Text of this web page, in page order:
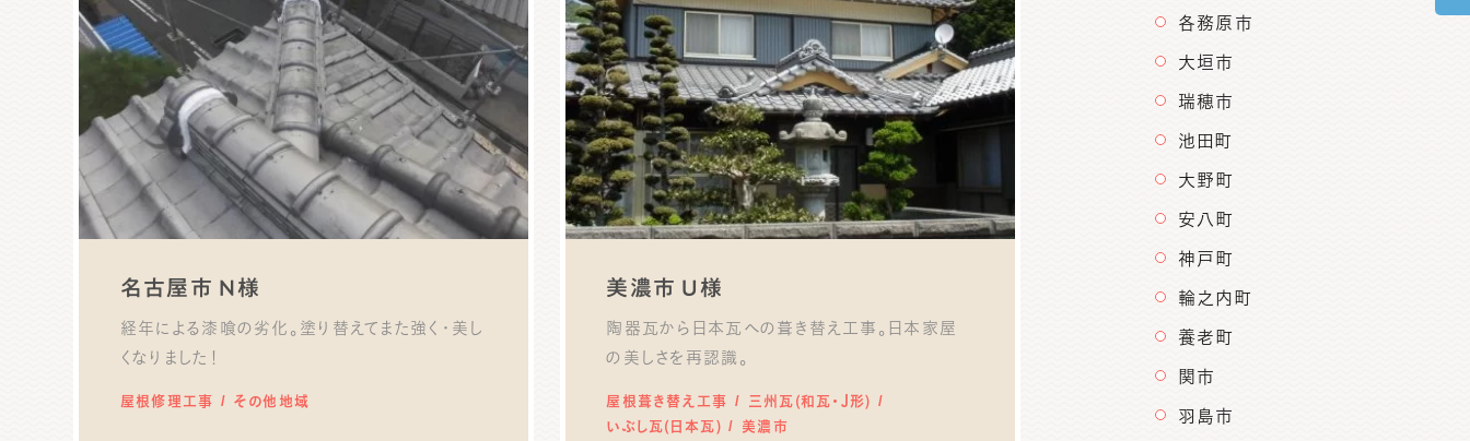
名古屋市 N様
経年による漆喰の劣化。塗り替えてまた強く・美し
くなりました！
屋根修理工事 その他地域
美濃市 U様
陶器瓦から日本瓦への葺き替え工事。日本家屋
の美しさを再認識。
屋根葺き替え工事
三州瓦(和瓦・J形)
いぶし瓦(日本瓦)
美濃市
各務原市
大垣市
瑞穂市
池田町
大野町
安八町
神戸町
輪之内町
養老町
関市
羽島市